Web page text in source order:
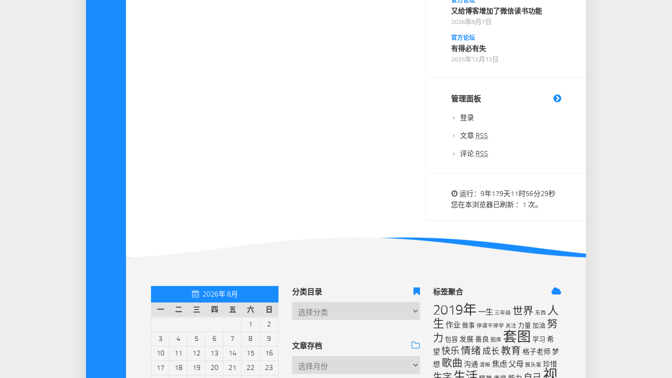
又给博客增加了微信读书功能
2026年8月7日
官方论坛
有得必有失
2025年12月13日
管理面板
登录
文章 RSS
评论 RSS
运行：9年179天11时56分29秒
您在本浏览器已刷新 ：1 次。
2026年 8月
一
二 三 四 五 六
日
1
2
3
4 5 6 7 8
9
10
11 12 13 14 15
16
17
18 19 20 21 22 23
分类目录
文章存档
标签聚合
2019年 一生 三年级 世界 东西 人
生 作业 做事 停课不停学 关注 力量 加油 努
力 包容 发展善良 图库 套图 学习 希
望 快乐情绪 成长 教育 格子老师梦
想 歌曲 沟通 清晰 焦虑 父母 猴头客 珍惜